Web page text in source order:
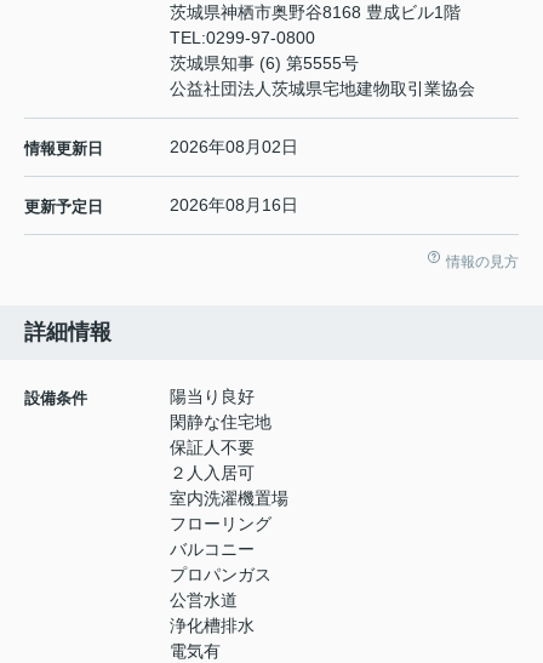
茨城県神栖市奥野谷8168 豊成ビル1階
TEL:0299-97-0800
茨城県知事 (6) 第5555号
公益社団法人茨城県宅地建物取引業協会
情報更新日 2026年08月02日
更新予定日 2026年08月16日
情報の見方
詳細情報
設備条件
陽当り良好
閑静な住宅地
保証人不要
２人入居可
室内洗濯機置場
フローリング
バルコニー
プロパンガス
公営水道
浄化槽排水
電気有